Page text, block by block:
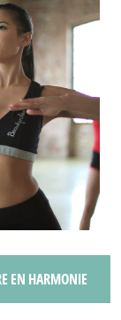
EN HARMONIE